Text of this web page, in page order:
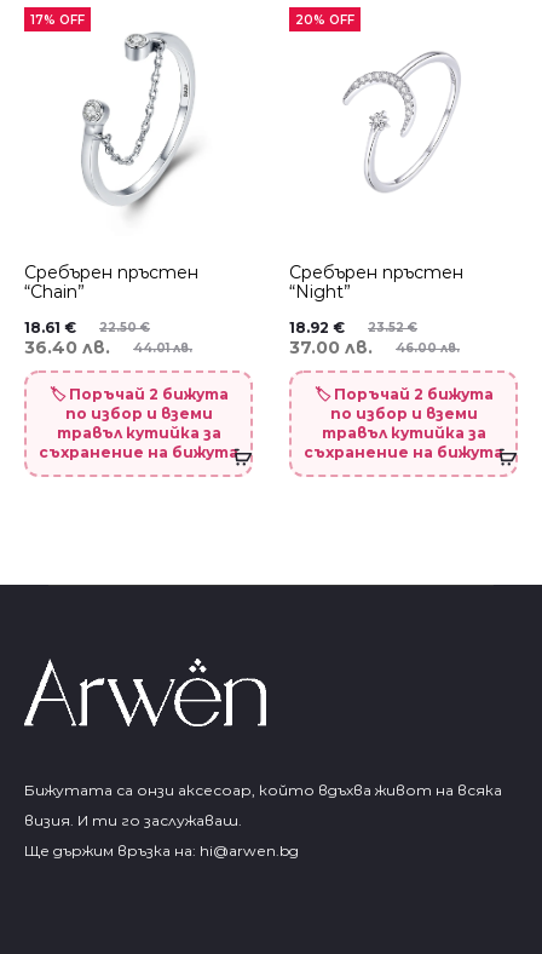
17% OFF
Сребърен пръстен
“Chain”
22.50€
18.61 €
44.01 лв.
36.40 лв.
🏷️ Поръчай 2 бижута
по избор и вземи
травъл кутийка за
съхранение на бижута
20% OFF
Сребърен пръстен
“Night”
23.52€
18.92 €
46.00 лв.
37.00 лв.
🏷️ Поръчай 2 бижута
по избор и вземи
травъл кутийка за
съхранение на бижута
Бижутата са онзи аксесоар, който вдъхва живот на всяка
визия. И ти го заслужаваш.
Ще държим връзка на: hi@arwen.bg